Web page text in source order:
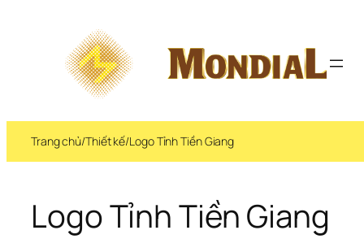
Trang chủ/Thiết kế/Logo Tỉnh Tiền Giang
Logo Tỉnh Tiền Giang